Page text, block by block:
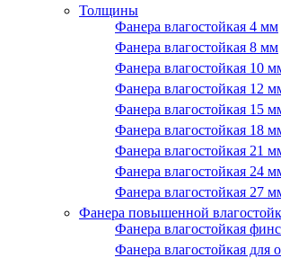
Толщины
Фанера влагостойкая 4 мм
Фанера влагостойкая 8 мм
Фанера влагостойкая 10
Фанера влагостойкая 12
Фанера влагостойкая 15
Фанера влагостойкая 18
Фанера влагостойкая 21
Фанера влагостойкая 24
Фанера влагостойкая 27
Фанера повышенной
Фанера влагостойкая
Фанера влагостойкая для